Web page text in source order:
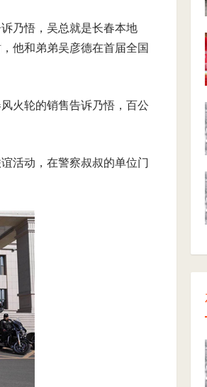
乃悟，吴总就是长春本地
他和弟弟吴彦德在首届全国
火轮的销售告诉乃悟，百公
活动，在警察叔叔的单位门